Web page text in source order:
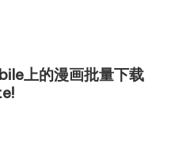
上的漫画批量下载